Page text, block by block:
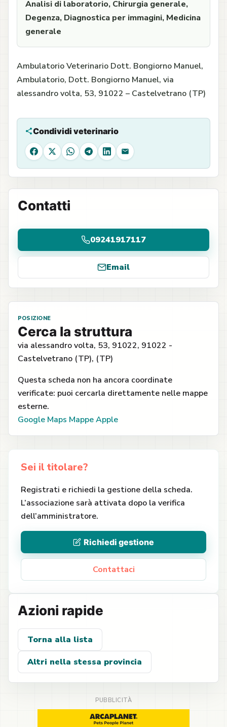
Analisi di laboratorio, Chirurgia generale,
Degenza, Diagnostica per immagini, Medicina
generale
Ambulatorio Veterinario Dott. Bongiorno Manuel,
Ambulatorio, Dott. Bongiorno Manuel, via
alessandro volta, 53, 91022 – Castelvetrano (TP)
Condividi veterinario
Facebook
X WhatsApp
Telegram
LinkedIn
Email
Contatti
09241917117
Email
POSIZIONE
Cerca la struttura
via alessandro volta, 53, 91022, 91022 -
Castelvetrano (TP), (TP)
Questa scheda non ha ancora coordinate
verificate: puoi cercarla direttamente nelle mappe
esterne.
Google Maps Mappe Apple
Sei il titolare?
Registrati e richiedi la gestione della scheda.
L’associazione sarà attivata dopo la verifica
dell’amministratore.
Richiedi gestione
Contattaci
Azioni rapide
Torna alla lista
Altri nella stessa provincia